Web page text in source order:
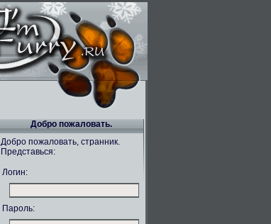
Добро пожаловать.
Добро пожаловать, странник.
Представься:
Логин:
Пароль: